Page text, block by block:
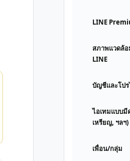
LINE
สภาพแวดล้อ
LINE
บัญชีและโปร
ไอเทมแบบมี
เหรียญ, ฯลฯ)
เพื่อน/กลุ่ม